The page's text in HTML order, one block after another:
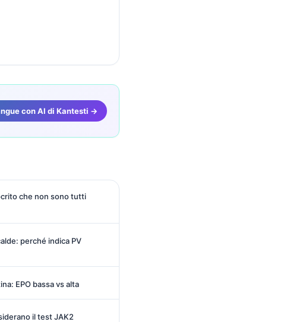
con AI di Kantesti →
che non sono tutti
perché indica PV
EPO bassa vs alta
il test JAK2